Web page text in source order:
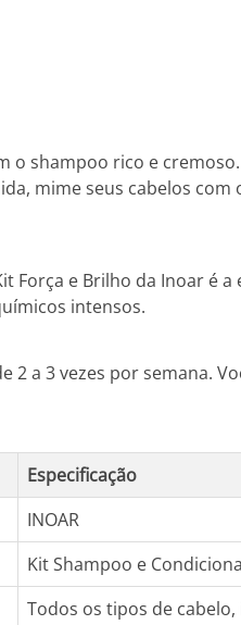
o shampoo rico e
mime seus cabelos
Força e Brilho da Inoar é
intensos.
a 3 vezes por semana.
Especificação
INOAR
Kit Shampoo e
Todos os tipos de